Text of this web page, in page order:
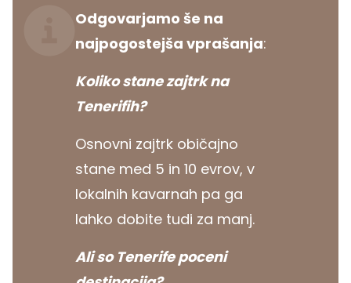
Odgovarjamo še na
najpogostejša vprašanja:
Koliko stane zajtrk na
Tenerifih?
Osnovni zajtrk običajno
stane med 5 in 10 evrov, v
lokalnih kavarnah pa ga
lahko dobite tudi za manj.
Ali so Tenerife poceni